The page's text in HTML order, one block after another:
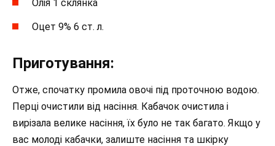
Олія 1 склянка
Оцет 9% 6 ст. л.
Приготування:
Отже, спочатку промила овочі під проточною водою.
Перці очистили від насіння. Кабачок очистила і
вирізала велике насіння, їх було не так багато. Якщо у
вас молоді кабачки, залиште насіння та шкірку